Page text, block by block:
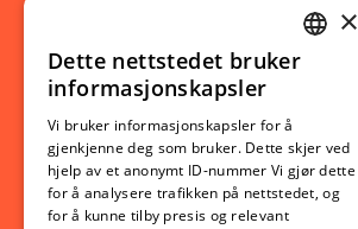
Ny student
Utveksling
Opptak
Lov- og regelverk
NORWEGIAN
×
Dette nettstedet bruker
informasjonskapsler
Vi bruker informasjonskapsler for å
gjenkjenne deg som bruker. Dette skjer ved
hjelp av et anonymt ID-nummer Vi gjør dette
for å analysere trafikken på nettstedet, og
for å kunne tilby presis og relevant